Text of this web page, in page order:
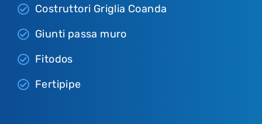
Costruttori Griglia Coanda
Giunti passa muro
Fitodos
Fertipipe